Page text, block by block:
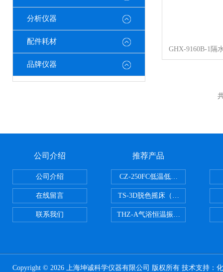
分析仪器
配件耗材
品牌仪器
公司介绍
公司介绍
在线留言
联系我们
推荐产品
CZ-250FC低温低湿种子储藏柜
TS-3D脱色摇床（三维运动）
THZ-A气浴恒温振荡器
Copyright © 2026 上海坤诚科学仪器有限公司 版权所有 技术支持：